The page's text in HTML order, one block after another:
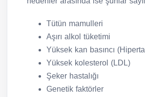
Tütün mamulleri
Aşırı alkol tüketimi
Yüksek kan basıncı
Yüksek kolesterol (LDL)
Şeker hastalığı
Genetik faktörler